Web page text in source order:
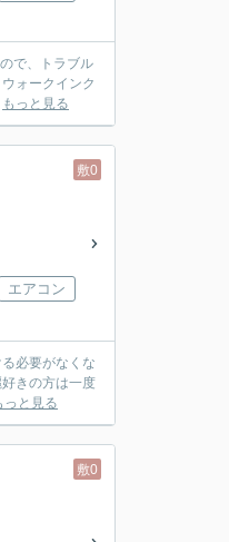
で、トラブル
ォークインク
もっと見る
敷0
エアコン
必要がなくな
きの方は一度
っと見る
敷0